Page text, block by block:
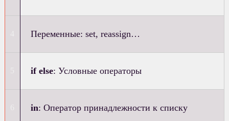
Переменные: set, reassign…
if else: Условные операторы
in: Оператор принадлежности к списку